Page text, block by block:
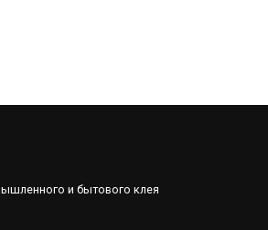
и бытового клея